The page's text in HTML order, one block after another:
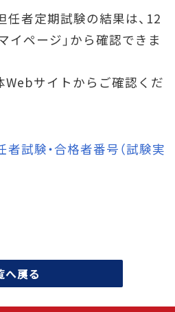
者定期試験の結果は、12
イページ」から確認できま
Webサイトからご確認くだ
者試験・合格者番号（試験実
へ戻る